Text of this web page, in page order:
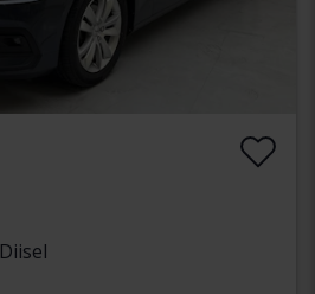
Diisel